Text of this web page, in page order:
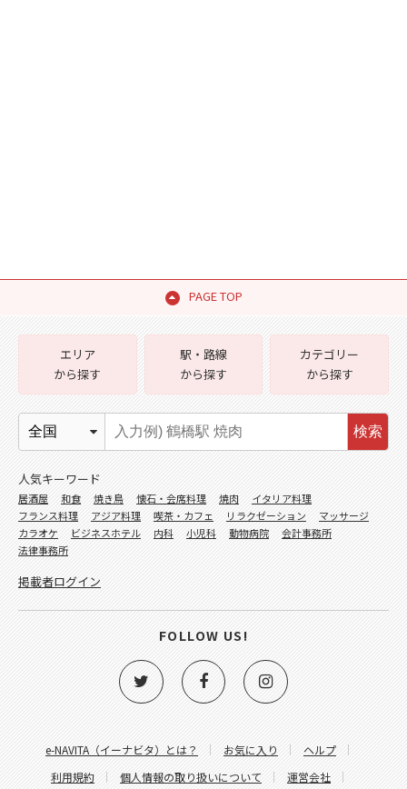
PAGE TOP
e-NAVITA（イーナビタ）とは？ お気に入り
ヘルプ
利用規約
個人情報の取り扱いについて 運営会社
エリア
から探す
駅・路線
から探す
カテゴリー
から探す
検索
人気キーワード
居酒屋 和食 焼き鳥 懐石・会席料理 焼肉
イタリア料理
フランス料理
アジア料理 喫茶・カフェ リラクゼーション
マッサージ
カラオケ
ビジネスホテル 内科 小児科 動物病院
会計事務所
法律事務所
掲載者ログイン
FOLLOW US!